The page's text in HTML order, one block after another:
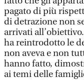
pagato di più
di detrazione non
arrivati
ha reintrodotto le
non aveva e non
hanno fatto,
ai temi delle